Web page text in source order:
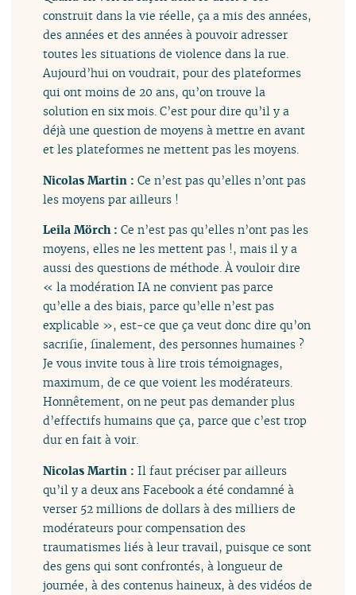
construit dans la vie réelle, ça a mis des années,
des années et des années à pouvoir adresser
toutes les situations de violence dans la rue.
Aujourd’hui on voudrait, pour des plateformes
qui ont moins de 20 ans, qu’on trouve la
solution en six mois. C’est pour dire qu’il y a
déjà une question de moyens à mettre en avant
et les plateformes ne mettent pas les moyens.
Nicolas Martin :Ce n’est pas qu’elles n’ont pas
les moyens par ailleurs !
Leila Mörch :Ce n’est pas qu’elles n’ont pas les
moyens, elles ne les mettent pas !, mais il y a
aussi des questions de méthode. À vouloir dire
« la modération IA ne convient pas parce
qu’elle a des biais, parce qu’elle n’est pas
explicable », est-ce que ça veut donc dire qu’on
sacrifie, finalement, des personnes humaines ?
Je vous invite tous à lire trois témoignages,
maximum, de ce que voient les modérateurs.
Honnêtement, on ne peut pas demander plus
d’effectifs humains que ça, parce que c’est trop
dur en fait à voir.
Nicolas Martin :Il faut préciser par ailleurs
qu’il y a deux ans Facebook a été condamné à
verser 52 millions de dollars à des milliers de
modérateurs pour compensation des
traumatismes liés à leur travail, puisque ce sont
des gens qui sont confrontés, à longueur de
journée, à des contenus haineux, à des vidéos de